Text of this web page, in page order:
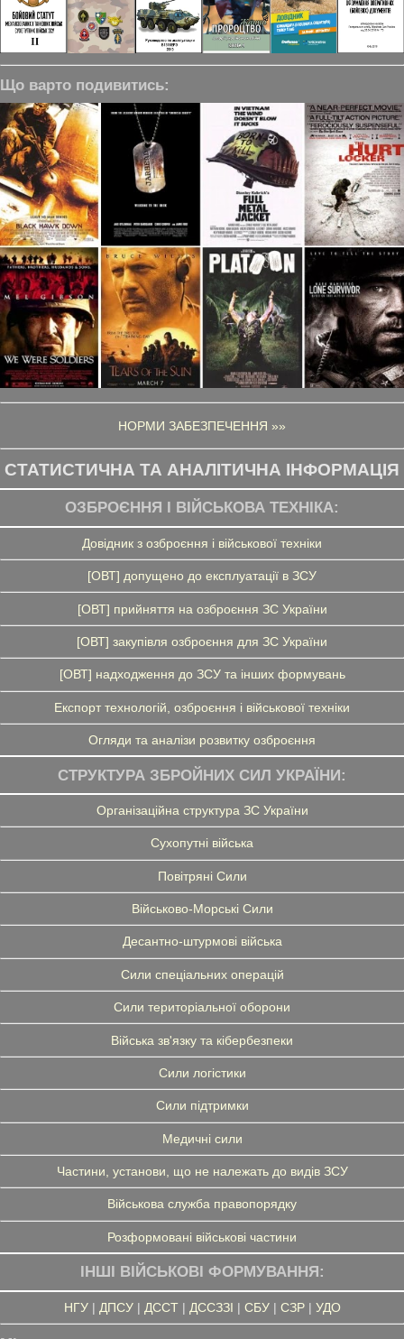
Що варто подивитись:
НОРМИ ЗАБЕЗПЕЧЕННЯ »»
СТАТИСТИЧНА ТА АНАЛІТИЧНА ІНФОРМАЦІЯ
ОЗБРОЄННЯ І ВІЙСЬКОВА ТЕХНІКА:
Довідник з озброєння і військової техніки
[ОВТ] допущено до експлуатації в ЗСУ
[ОВТ] прийняття на озброєння ЗС України
[ОВТ] закупівля озброєння для ЗС України
[ОВТ] надходження до ЗСУ та інших формувань
Експорт технологій, озброєння і військової техніки
Огляди та аналізи розвитку озброєння
СТРУКТУРА ЗБРОЙНИХ СИЛ УКРАЇНИ:
Організаційна структура ЗС України
Сухопутні війська
Повітряні Сили
Військово-Морські Сили
Десантно-штурмові війська
Сили спеціальних операцій
Сили територіальної оборони
Війська зв'язку та кібербезпеки
Сили логістики
Сили підтримки
Медичні сили
Частини, установи, що не належать до видів ЗСУ
Військова служба правопорядку
Розформовані військові частини
ІНШІ ВІЙСЬКОВІ ФОРМУВАННЯ:
НГУ| ДПСУ| ДССТ| ДССЗЗІ | СБУ| СЗР| УДО